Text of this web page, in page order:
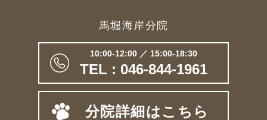
馬堀海岸分院
10:00-12:00 ／ 15:00-18:30
TEL : 046-844-1961
分院詳細はこちら